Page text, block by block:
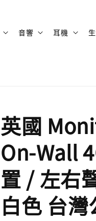
音響 耳機
英國
On-Wall
置 / 左右
白色 台